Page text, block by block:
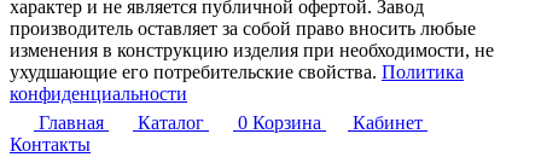
характер и не является публичной офертой. Завод
производитель оставляет за собой право вносить любые
изменения в конструкцию изделия при необходимости, не
ухудшающие его потребительские свойства. Политика
конфиденциальности
Главная
Каталог 0 Корзина
Кабинет
Контакты